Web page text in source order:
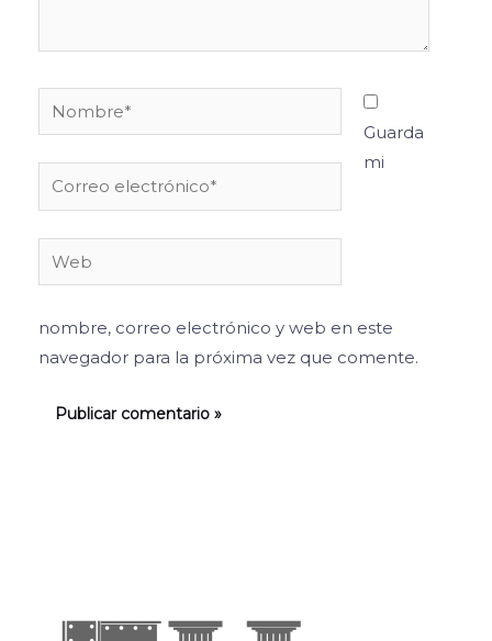
Nombre*
Correo
electrónico*
Web
Guarda
mi
nombre, correo electrónico y web en este
navegador para la próxima vez que comente.